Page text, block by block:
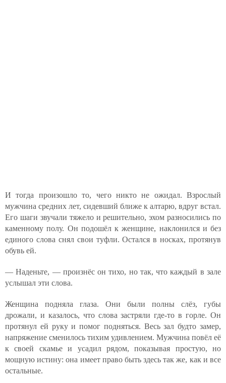
И тогда произошло то, чего никто не ожидал. Взрослый
мужчина средних лет, сидевший ближе к алтарю, вдруг встал.
Его шаги звучали тяжело и решительно, эхом разносились по
каменному полу. Он подошёл к женщине, наклонился и без
единого слова снял свои туфли. Остался в носках, протянув
обувь ей.
— Наденьте, — произнёс он тихо, но так, что каждый в зале
услышал эти слова.
Женщина подняла глаза. Они были полны слёз, губы
дрожали, и казалось, что слова застряли где-то в горле. Он
протянул ей руку и помог подняться. Весь зал будто замер,
напряжение сменилось тихим удивлением. Мужчина повёл её
к своей скамье и усадил рядом, показывая простую, но
мощную истину: она имеет право быть здесь так же, как и все
остальные.